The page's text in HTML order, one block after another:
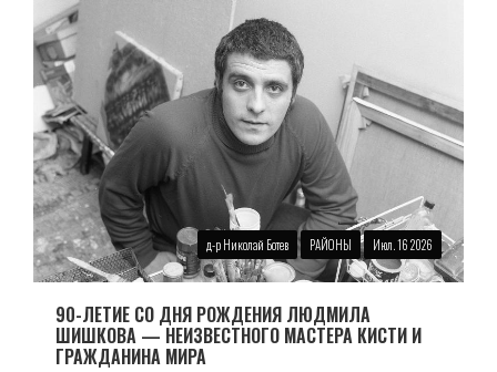
д-р Николай Ботев РАЙОНЫ Июл. 16 2026
90-ЛЕТИЕ СО ДНЯ РОЖДЕНИЯ ЛЮДМИЛА
ШИШКОВА — НЕИЗВЕСТНОГО МАСТЕРА КИСТИ И
ГРАЖДАНИНА МИРА